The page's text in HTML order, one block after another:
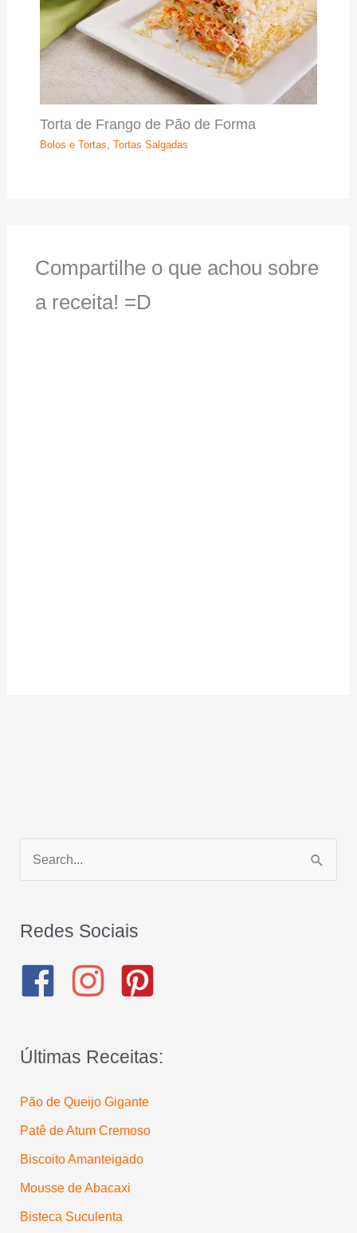
Torta de Frango de Pão de Forma
Bolos e Tortas Tortas Salgadas
Compartilhe o que achou sobre
a receita! =D
q
r
o
r
:
Redes Sociais
Últimas Receitas:
Pão de Queijo Gigante
Patê de Atum Cremoso
Biscoito Amanteigado
Mousse de Abacaxi
Bisteca Suculenta